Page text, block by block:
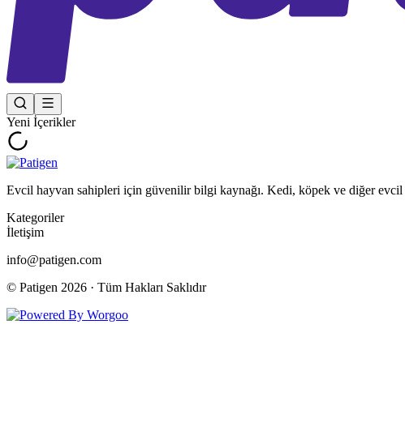
Yeni İçerikler
Evcil hayvan sahipleri için güvenilir bilgi kaynağı. Kedi, köpek ve diğer evcil
Kategoriler
İletişim
info@patigen.com
© Patigen 2026 · Tüm Hakları Saklıdır